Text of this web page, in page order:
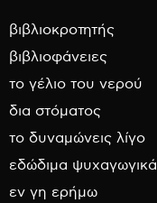
βιβλιοκροτητής
βιβλιοφάνειες
το γέλιο του νερού
δια στόματος
το δυναμώνεις λίγο
εδώδιμα ψυχαγωγικά
εν γη ερήμω